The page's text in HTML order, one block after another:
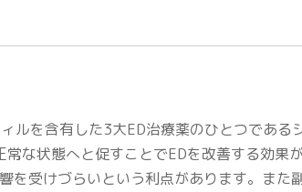
ルを含有した3大ED治療薬のひとつであ
な状態へと促すことでEDを改善する効
受けづらいという利点があります。ま